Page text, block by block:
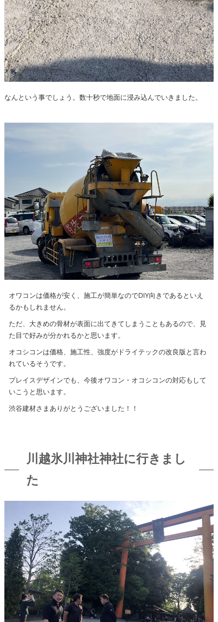
なんという事でしょう。数十秒で地面に浸み込んでいきました。
オワコンは価格が安く、施工が簡単なのでDIY向きであるといえ
るかもしれません。
ただ、大きめの骨材が表面に出てきてしまうこともあるので、見
た目で好みが分かれるかと思います。
オコシコンは価格、施工性、強度がドライテックの改良版と言わ
れているそうです。
プレイスデザインでも、今後オワコン・オコシコンの対応もして
いこうと思います。
渋谷建材さまありがとうございました！！
川越氷川神社神社に行きまし
た